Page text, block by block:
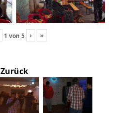
1 von 5 › »
Zurück